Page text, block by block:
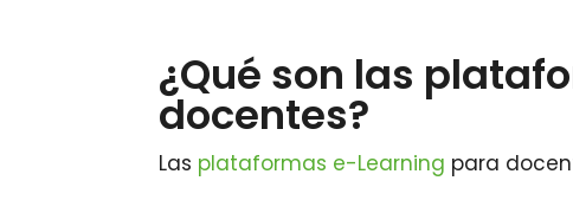
¿Qué son las
docentes?
Las plataformas e-Learning para